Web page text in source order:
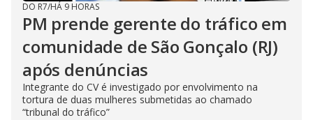
DO R7/HÁ 9 HORAS
PM prende gerente do tráfico em
comunidade de São Gonçalo (RJ)
após denúncias
Integrante do CV é investigado por envolvimento na
tortura de duas mulheres submetidas ao chamado
“tribunal do tráfico”